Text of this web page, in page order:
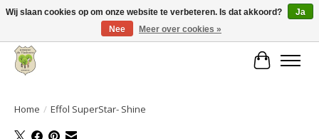
Grote keuze aan producten en snelle verzending!
Home / Effol SuperStar- Shine
Wij slaan cookies op om onze website te verbeteren. Is dat akkoord?
Ja
Nee
Meer over cookies »